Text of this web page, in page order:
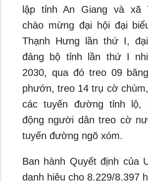
lập tỉnh An Giang và xã
chào mừng đại hội đại
Thạnh Hưng lần thứ I,
đảng bộ tỉnh lần thứ I
2030, qua đó treo 09
phướn, treo 14 trụ cờ
các tuyến đường tỉnh lộ,
động người dân treo cờ
tuyến đường ngõ xóm.
Ban hành Quyết định của
danh hiệu cho 8.229/8.397